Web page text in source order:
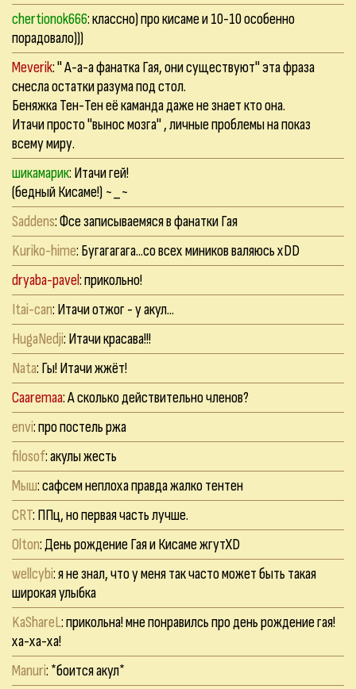
chertionok666: классно) про кисаме и 10-10 особенно
порадовало)))
Meverik: " А-а-а фанатка Гая, они существуют" эта фраза
снесла остатки разума под стол.
Беняжка Тен-Тен её каманда даже не знает кто она.
Итачи просто "вынос мозга" , личные проблемы на показ
всему миру.
шикамарик: Итачи гей!
(бедный Кисаме!) ~_~
Saddens: Фсе записываемяся в фанатки Гая
Kuriko-hime: Бугагагага...со всех миников валяюсь хDD
dryaba-pavel: прикольно!
Itai-can: Итачи отжог - у акул...
HugaNedji: Итачи красава!!!
Nata: Гы! Итачи жжёт!
Caaremaa: А сколько действительно членов?
envi: про постель ржа
filosof: акулы жесть
Мыш: сафсем неплоха правда жалко тентен
CRT: ППц, но первая часть лучше.
Olton: День рождение Гая и Кисаме жгутXD
wellcybi: я не знал, что у меня так часто может быть такая
широкая улыбка
KaShareL: прикольна! мне понравилсь про день рождение гая!
ха-ха-ха!
Manuri: *боится акул*